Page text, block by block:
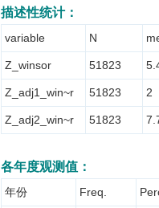
描述性统计：
variable N
Z_winsor 51823
Z_adj1_win~r 51823 2
Z_adj2_win~r 51823
各年度观测值：
年份 Freq.